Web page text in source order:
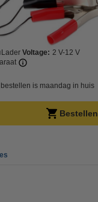
Voltage: 2 V-12 V
bestellen is maandag in huis
Bestellen